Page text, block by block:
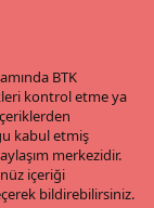
BTK
kontrol etme ya
kabul etmiş
merkezidir.
içeriği
bildirebilirsiniz.